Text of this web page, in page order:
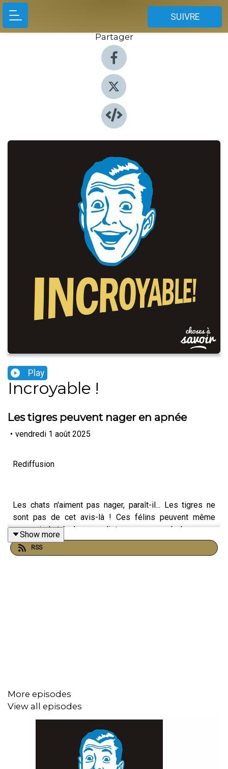
SUIVRE
Partager
Play
Incroyable !
Les tigres peuvent nager en apnée
• vendredi 1 août 2025
Rediffusion
Les chats n'aiment pas nager, paraît-il... Les tigres ne
sont pas de cet avis-là ! Ces félins peuvent même
parcourir de très longues distances... en apnée !
Show more
RSS
More episodes
View all episodes